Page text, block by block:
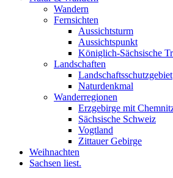
Wandern
Fernsichten
Aussichtsturm
Aussichtspunkt
Königlich-Sächsische
Landschaften
Landschaftsschutzgebiet
Naturdenkmal
Wanderregionen
Erzgebirge mit
Sächsische Schweiz
Vogtland
Zittauer Gebirge
Weihnachten
Sachsen liest.